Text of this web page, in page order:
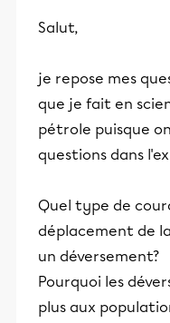
Salut,
je repose mes
que je fait en
pétrole puisque
questions dans
Quel type de
déplacement de
un déversement?
Pourquoi les
plus aux